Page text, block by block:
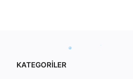
KATEGORILER